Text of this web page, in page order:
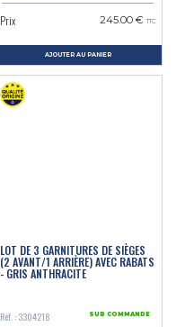
Prix 245.00 € TTC
AJOUTER AU PANIER
LOT DE 3 GARNITURES DE SIÈGES
(2 AVANT/1 ARRIÈRE) AVEC RABATS
- GRIS ANTHRACITE
Réf. : 3304218 SUR COMMANDE